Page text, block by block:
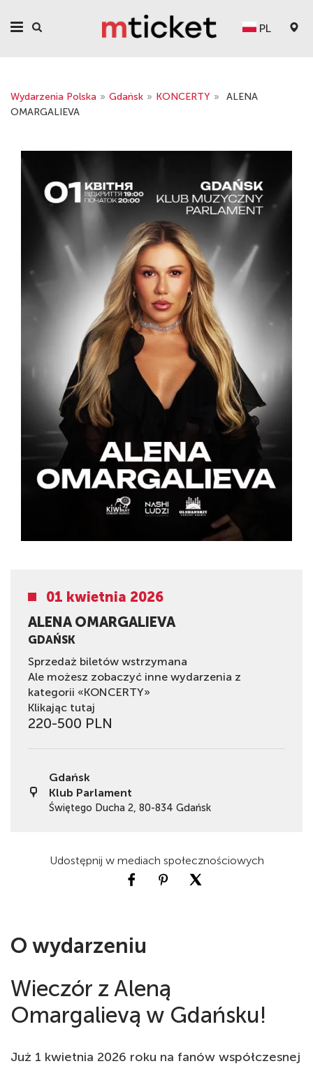
PL
Wydarzenia Polska » Gdańsk » KONCERTY »
ALENA
OMARGALIEVA
01 kwietnia 2026
ALENA OMARGALIEVA
GDAŃSK
Sprzedaż biletów wstrzymana
Ale możesz zobaczyć inne wydarzenia z
kategorii «KONCERTY»
Klikając tutaj
220-500 PLN
Gdańsk
Klub Parlament
Świętego Ducha 2, 80-834 Gdańsk
Udostępnij w mediach społecznościowych
O wydarzeniu
Wieczór z Aleną
Omargalievą w Gdańsku!
Już 1 kwietnia 2026 roku na fanów współczesnej